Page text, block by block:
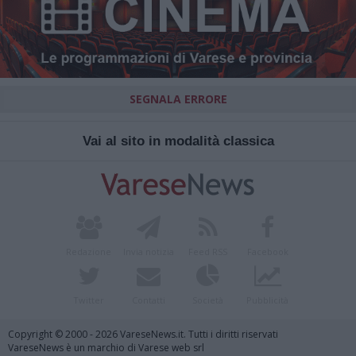
SEGNALA ERRORE
Vai al sito in modalità classica
Copyright © 2000 - 2026 VareseNews.it. Tutti i diritti riservati
VareseNews è un marchio di Varese web srl